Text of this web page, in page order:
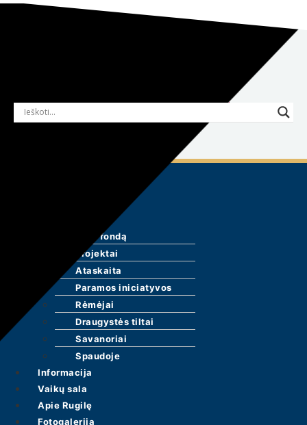
Labdaros ir paramos fondas „Rugutė“
+370 620 69665 info@rugute.lt
Apie fondą
Projektai
Ataskaita
Paramos iniciatyvos
Rėmėjai
Draugystės tiltai
Savanoriai
Spaudoje
Informacija
Vaikų sala
Apie Rugilę
Fotogalerija